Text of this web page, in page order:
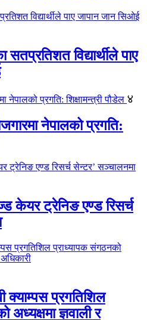
विद्यार्थीले पाए
४
नेपालको प्रगति:
केयर ट्रेनिङ एण्ड रिसर्च
क्याम्पस प्रगतिशिल
ज्ञवाली र